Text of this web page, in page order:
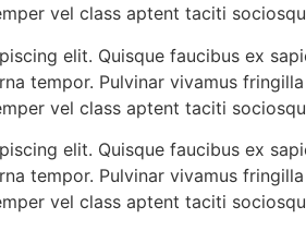
vel class aptent taciti
elit. Quisque faucibus ex
tempor. Pulvinar vivamus
vel class aptent taciti
elit. Quisque faucibus ex
tempor. Pulvinar vivamus
vel class aptent taciti